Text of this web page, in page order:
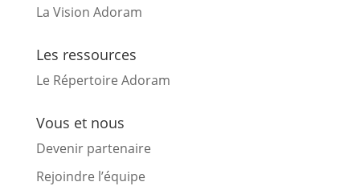
La Vision Adoram
Les ressources
Le Répertoire Adoram
Vous et nous
Devenir partenaire
Rejoindre l’équipe